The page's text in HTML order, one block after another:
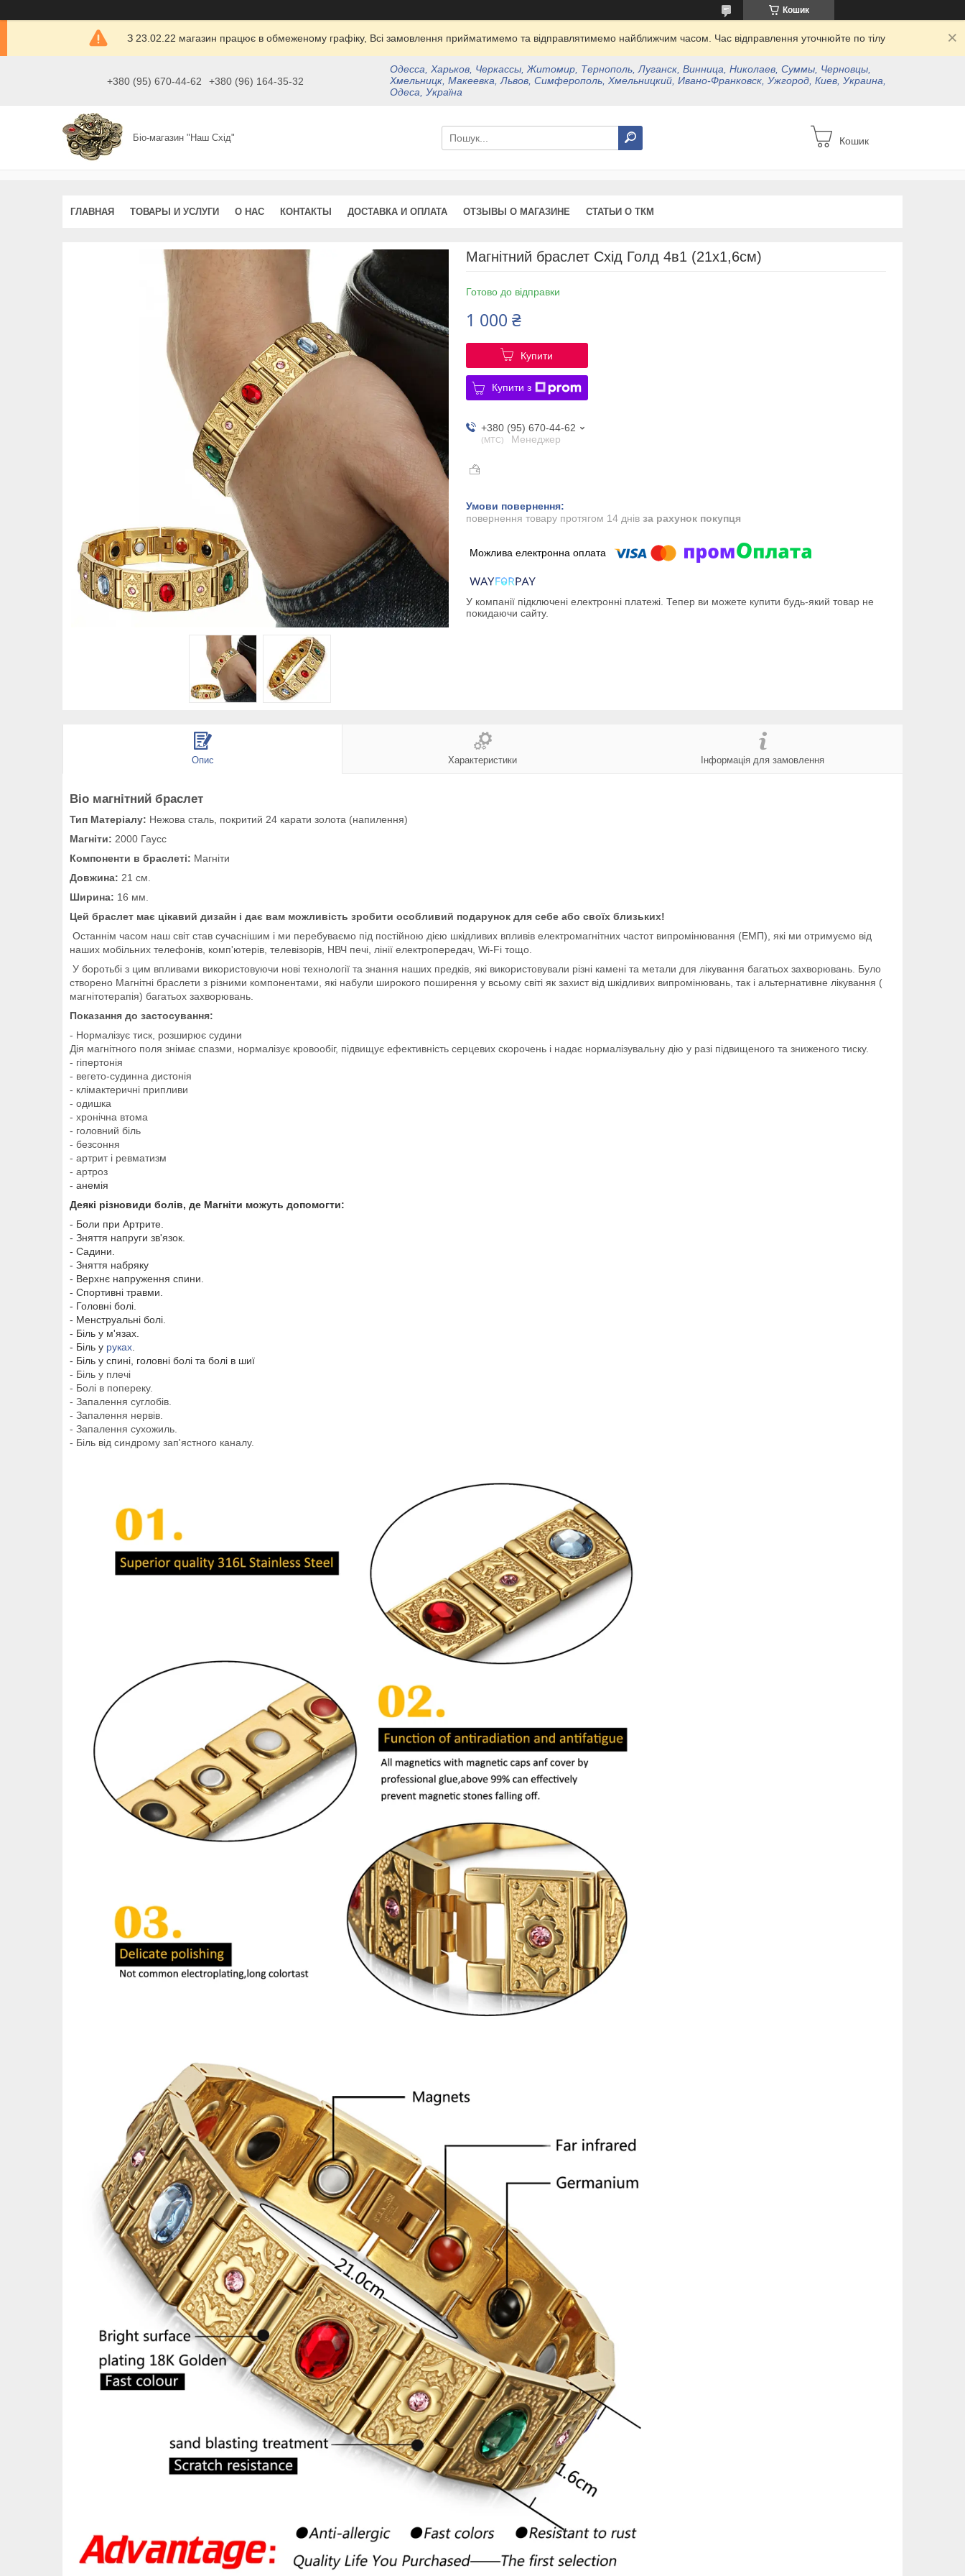
Кошик
З 23.02.22 магазин працює в обмеженому графіку, Всі замовлення прийматимемо та відправлятимемо найближчим часом. Час відправлення уточнюйте по тілу
+380 (95) 670-44-62 +380 (96) 164-35-32
Одесса, Харьков, Черкассы, Житомир, Тернополь, Луганск, Винница, Николаев, Суммы, Черновцы,
Хмельницк, Макеевка, Львов, Симферополь, Хмельницкий, Ивано-Франковск, Ужгород, Киев, Украина,
Одеса, Україна
Біо-магазин "Наш Схід" Кошик
ГЛАВНАЯ ТОВАРЫ И УСЛУГИ О НАС КОНТАКТЫ ДОСТАВКА И ОПЛАТА ОТЗЫВЫ О МАГАЗИНЕ СТАТЬИ О ТКМ
Магнітний браслет Схід Голд 4в1 (21х1,6см)
Готово до відправки
1 000 ₴
Купити
Купити з
+380 (95) 670-44-62
МТС Менеджер
повернення товару протягом 14 днів за рахунок покупця
У компанії підключені електронні платежі. Тепер ви можете купити будь-який товар не
покидаючи сайту.
Опис Характеристики Інформація для замовлення
Bio магнітний браслет
Тип Матеріалу: Нежова сталь, покритий 24 карати золота (напилення)
Магніти: 2000 Гаусс
Компоненти в браслеті: Магніти
Довжина: 21 см.
Ширина: 16 мм.
Цей браслет має цікавий дизайн і дає вам можливість зробити особливий подарунок для себе або своїх близьких!
Останнім часом наш світ став сучаснішим і ми перебуваємо під постійною дією шкідливих впливів електромагнітних частот випромінювання (ЕМП), які ми отримуємо від
наших мобільних телефонів, комп'ютерів, телевізорів, НВЧ печі, лінії електропередач, Wi-Fi тощо.
У боротьбі з цим впливами використовуючи нові технології та знання наших предків, які використовували різні камені та метали для лікування багатьох захворювань. Було
створено Магнітні браслети з різними компонентами, які набули широкого поширення у всьому світі як захист від шкідливих випромінювань, так і альтернативне лікування (
магнітотерапія) багатьох захворювань.
Показання до застосування:
- Нормалізує тиск, розширює судини
Дія магнітного поля знімає спазми, нормалізує кровообіг, підвищує ефективність серцевих скорочень і надає нормалізувальну дію у разі підвищеного та зниженого тиску.
- гіпертонія
- вегето-судинна дистонія
- клімактеричні припливи
- одишка
- хронічна втома
- головний біль
- безсоння
- артрит і ревматизм
- артроз
- анемія
Деякі різновиди болів, де Магніти можуть допомогти:
- Боли при Артрите.
- Зняття напруги зв'язок.
- Садини.
- Зняття набряку
- Верхнє напруження спини.
- Спортивні травми.
- Головні болі.
- Менструальні болі.
- Біль у м'язах.
- Біль у руках
- Біль у спині, головні болі та болі в шиї
- Біль у плечі
- Болі в попереку.
- Запалення суглобів.
- Запалення нервів.
- Запалення сухожиль.
- Біль від синдрому зап'ястного каналу.